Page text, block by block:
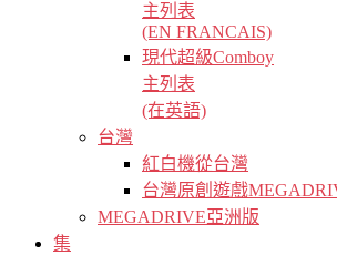
主列表
(EN FRANCAIS)
現代超級Comboy
主列表
(在英語)
台灣
紅白機從台灣
台灣原創遊戲
MEGADRIVE亞洲版
集